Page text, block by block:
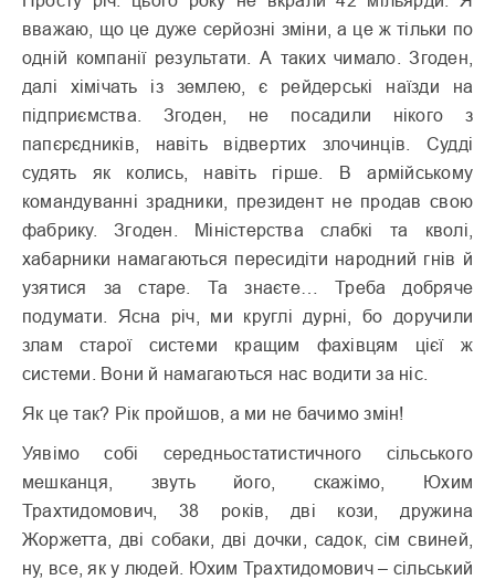
вважаю, що це дуже серйозні зміни, а це ж тільки по
одній компанії результати. А таких чимало. Згоден,
далі хімічать із землею, є рейдерські наїзди на
підприємства. Згоден, не посадили нікого з
папєрєдників, навіть відвертих злочинців. Судді
судять як колись, навіть гірше. В армійському
командуванні зрадники, президент не продав свою
фабрику. Згоден. Міністерства слабкі та кволі,
хабарники намагаються пересидіти народний гнів й
узятися за старе. Та знаєте… Треба добряче
подумати. Ясна річ, ми круглі дурні, бо доручили
злам старої системи кращим фахівцям цієї ж
системи. Вони й намагаються нас водити за ніс.
Як це так? Рік пройшов, а ми не бачимо змін!
Уявімо собі середньостатистичного сільського
мешканця, звуть його, скажімо, Юхим
Трахтидомович, 38 років, дві кози, дружина
Жоржетта, дві собаки, дві дочки, садок, сім свиней,
ну, все, як у людей. Юхим Трахтидомович – сільський